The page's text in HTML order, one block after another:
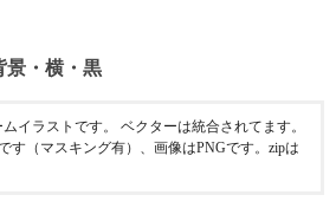
景・横・黒
イラストです。 ベクターは統合されてます。
す（マスキング有）、画像はPNGです。zipは